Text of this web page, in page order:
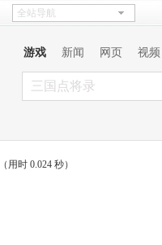
游戏 新闻 网页 视频
用时 0.024 秒）